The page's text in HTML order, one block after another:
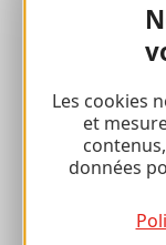
Les cookies
et
données
Accueil de
Club 100 %
Brive 100 %
Photothèque